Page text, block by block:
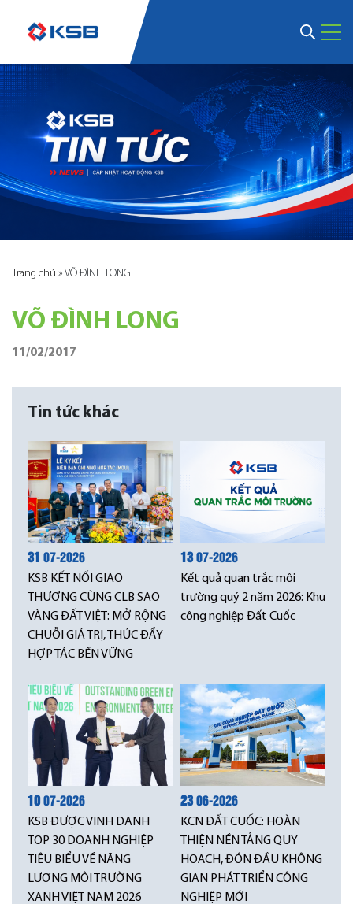
Trang chủ » VÕ ĐÌNH LONG
VÕ ĐÌNH LONG
11/02/2017
Tin tức khác
31 07-2026
KSB KẾT NỐI GIAO
THƯƠNG CÙNG CLB SAO
VÀNG ĐẤT VIỆT: MỞ RỘNG
CHUỖI GIÁ TRỊ, THÚC ĐẨY
HỢP TÁC BỀN VỮNG
1307-2026
Kết quả quan trắc môi
trường quý 2 năm 2026: Khu
công nghiệp Đất Cuốc
1007-2026
KSB ĐƯỢC VINH DANH
TOP 30 DOANH NGHIỆP
TIÊU BIỂU VỀ NĂNG
LƯỢNG MÔI TRƯỜNG
XANH VIỆT NAM 2026
2306-2026
KCN ĐẤT CUỐC: HOÀN
THIỆN NỀN TẢNG QUY
HOẠCH, ĐÓN ĐẦU KHÔNG
GIAN PHÁT TRIỂN CÔNG
NGHIỆP MỚI